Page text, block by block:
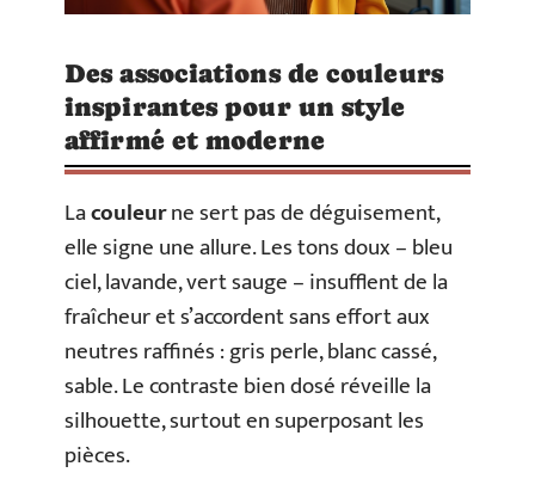
Des associations de couleurs
inspirantes pour un style
affirmé et moderne
Lacouleurne sert pas de déguisement,
elle signe une allure. Les tons doux – bleu
ciel, lavande, vert sauge – insufflent de la
fraîcheur et s’accordent sans effort aux
neutres raffinés : gris perle, blanc cassé,
sable. Le contraste bien dosé réveille la
silhouette, surtout en superposant les
pièces.